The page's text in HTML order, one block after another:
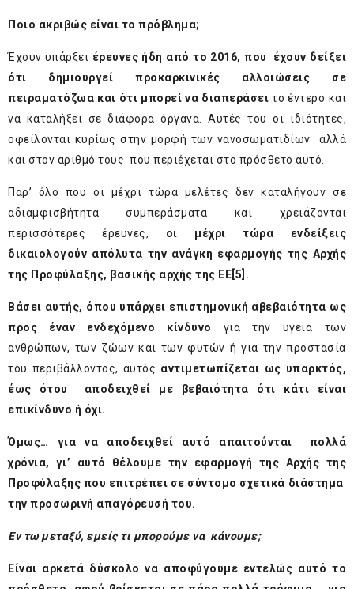
Ποιο ακριβώς είναι το πρόβλημα;
Έχουν υπάρξει έρευνες ήδη από το 2016, που έχουν δείξει
ότι δημιουργεί προκαρκινικές αλλοιώσεις σε
πειραματόζωα και ότι μπορεί να διαπεράσει το έντερο και
να καταλήξει σε διάφορα όργανα. Αυτές του οι ιδιότητες,
οφείλονται κυρίως στην μορφή των νανοσωματιδίων αλλά
και στον αριθμό τους που περιέχεται στο πρόσθετο αυτό.
Παρ’ όλο που οι μέχρι τώρα μελέτες δεν καταλήγουν σε
αδιαμφισβήτητα συμπεράσματα και χρειάζονται
περισσότερες έρευνες, οι μέχρι τώρα ενδείξεις
δικαιολογούν απόλυτα την ανάγκη εφαρμογής της Αρχής
της Προφύλαξης, βασικής αρχής της ΕΕ [5] .
Βάσει αυτής, όπου υπάρχει επιστημονική αβεβαιότητα ως
προς έναν ενδεχόμενο κίνδυνο για την υγεία των
ανθρώπων, των ζώων και των φυτών ή για την προστασία
του περιβάλλοντος, αυτός αντιμετωπίζεται ως υπαρκτός,
έως ότου αποδειχθεί με βεβαιότητα ότι κάτι είναι
επικίνδυνο ή όχι.
Όμως… για να αποδειχθεί αυτό απαιτούνται πολλά
χρόνια, γι’ αυτό θέλουμε την εφαρμογή της Αρχής της
Προφύλαξης που επιτρέπει σε σύντομο σχετικά διάστημα
την προσωρινή απαγόρευσή του.
Εν τω μεταξύ, εμείς τι μπορούμε να κάνουμε;
Είναι αρκετά δύσκολο να αποφύγουμε εντελώς αυτό το